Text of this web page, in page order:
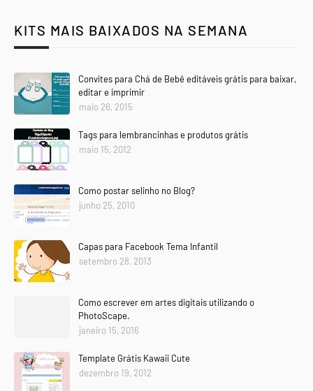
KITS MAIS BAIXADOS NA SEMANA
Convites para Chá de Bebê editáveis grátis para baixar,
editar e imprimir
maio 26, 2015
Tags para lembrancinhas e produtos grátis
maio 15, 2012
Como postar selinho no Blog?
junho 25, 2010
Capas para Facebook Tema Infantil
setembro 28, 2013
Como escrever em artes digitais utilizando o
PhotoScape.
janeiro 15, 2016
Template Grátis Kawaii Cute
dezembro 19, 2012